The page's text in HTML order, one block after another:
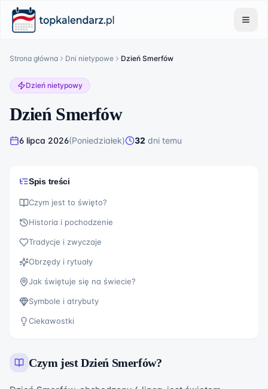
Strona główna Dni nietypowe Dzień Smerfów
Dzień nietypowy
Dzień Smerfów
6 lipca 2026(Poniedziałek) 32 dni temu
Spis treści
Czym jest to święto?
Historia i pochodzenie
Tradycje i zwyczaje
Obrzędy i rytuały
Jak świętuje się na świecie?
Symbole i atrybuty
Ciekawostki
Czym jestDzień Smerfów?